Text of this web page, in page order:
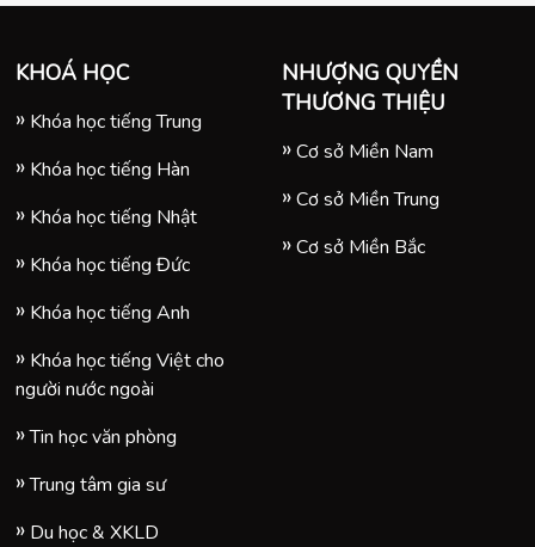
thời điểm hơn 10 năm về
tiếng Trung đã có nhiều sự
thay đổi trong bối cảnh
công nghệ 4.0 đang bùng
nổ mạnh mẽ như hiện nay.
KHOÁ HỌC
Khóa học tiếng Trung
Khóa học tiếng Hàn
Khóa học tiếng Nhật
Khóa học tiếng Đức
Khóa học tiếng Anh
Khóa học tiếng Việt cho
người nước ngoài
Tin học văn phòng
Trung tâm gia sư
Du học & XKLD
NHƯỢNG QUYỀN
THƯƠNG THIỆU
Cơ sở Miền Nam
Cơ sở Miền Trung
Cơ sở Miền Bắc